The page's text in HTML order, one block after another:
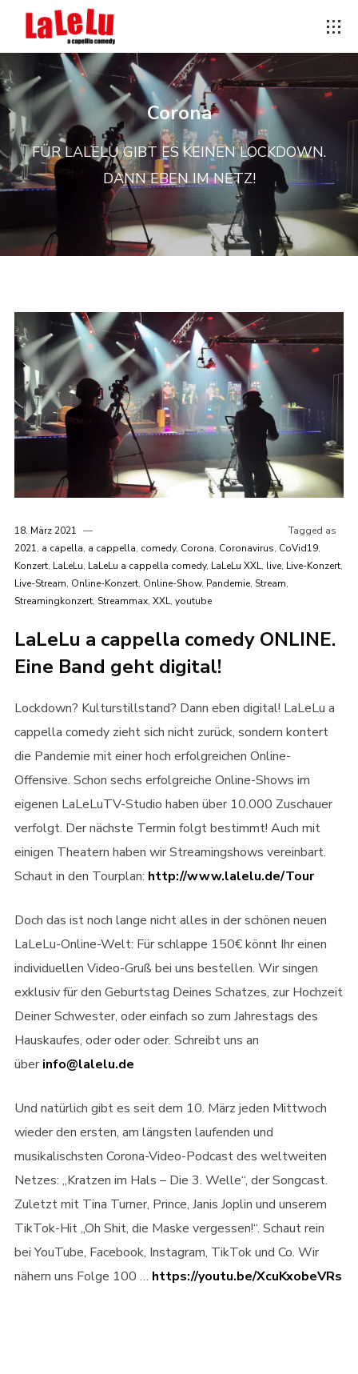
Corona
FÜR LALELU GIBT ES KEINEN LOCKDOWN.
DANN EBEN IM NETZ!
18. März 2021
Tagged as
2021, a capella, a cappella, comedy, Corona, Coronavirus, CoVid19,
Konzert, LaLeLu, LaLeLu a cappella comedy, LaLeLu XXL, live, Live-Konzert,
Live-Stream, Online-Konzert, Online-Show, Pandemie, Stream,
Streamingkonzert, Streammax, XXL, youtube
LaLeLu a cappella comedy ONLINE.
Eine Band geht digital!
Lockdown? Kulturstillstand? Dann eben digital! LaLeLu a
cappella comedy zieht sich nicht zurück, sondern kontert
die Pandemie mit einer hoch erfolgreichen Online-
Offensive. Schon sechs erfolgreiche Online-Shows im
eigenen LaLeLuTV-Studio haben über 10.000 Zuschauer
verfolgt. Der nächste Termin folgt bestimmt! Auch mit
einigen Theatern haben wir Streamingshows vereinbart.
Schaut in den Tourplan: http://www.lalelu.de/Tour
Doch das ist noch lange nicht alles in der schönen neuen
LaLeLu-Online-Welt: Für schlappe 150€ könnt Ihr einen
individuellen Video-Gruß bei uns bestellen. Wir singen
exklusiv für den Geburtstag Deines Schatzes, zur Hochzeit
Deiner Schwester, oder einfach so zum Jahrestags des
Hauskaufes, oder oder oder. Schreibt uns an
über info@lalelu.de
Und natürlich gibt es seit dem 10. März jeden Mittwoch
wieder den ersten, am längsten laufenden und
musikalischsten Corona-Video-Podcast des weltweiten
Netzes: „Kratzen im Hals – Die 3. Welle“, der Songcast.
Zuletzt mit Tina Turner, Prince, Janis Joplin und unserem
TikTok-Hit „Oh Shit, die Maske vergessen!“. Schaut rein
bei YouTube, Facebook, Instagram, TikTok und Co. Wir
nähern uns Folge 100 … https://youtu.be/XcuKxobeVRs